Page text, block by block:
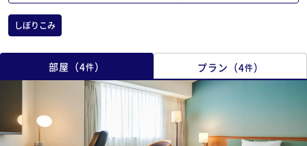
しぼりこみ
部屋 （4件） プラン （4件）